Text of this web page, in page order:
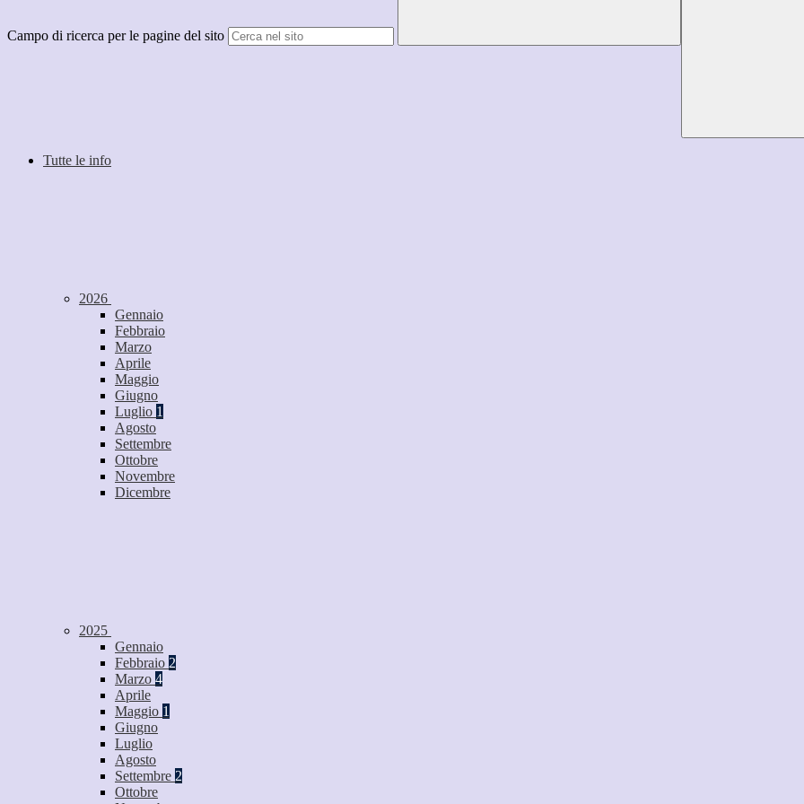
Campo di ricerca per le pagine del sito
Tutte le info
2026
Gennaio
Febbraio
Marzo
Aprile
Maggio
Giugno
Luglio 1
Agosto
Settembre
Ottobre
Novembre
Dicembre
2025
Gennaio
Febbraio 2
Marzo 4
Aprile
Maggio 1
Giugno
Luglio
Agosto
Settembre 2
Ottobre